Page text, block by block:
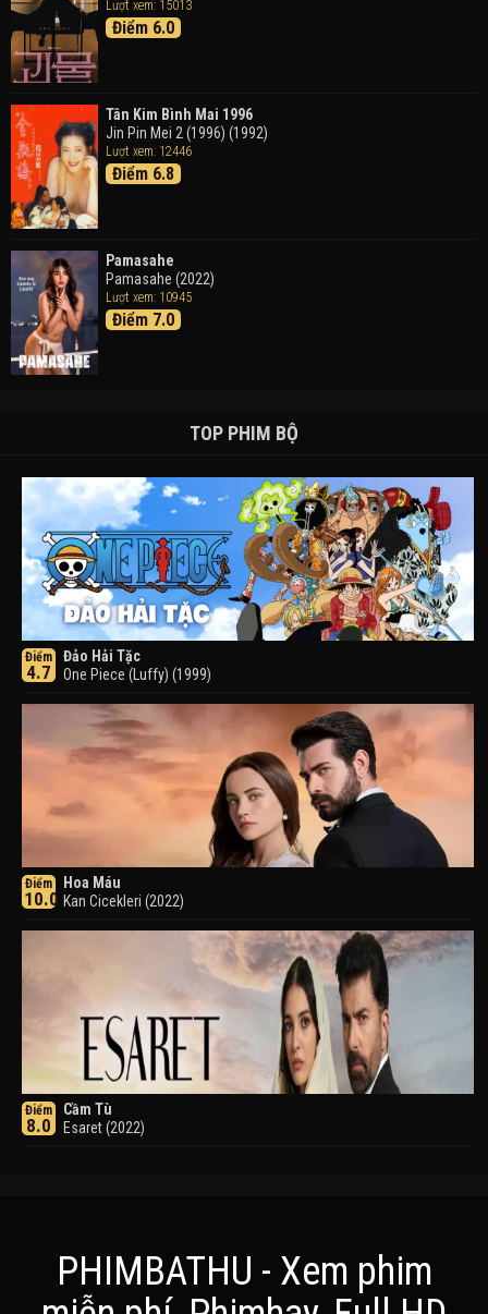
Lượt xem: 15013
Điểm 6.0
Tân Kim Bình Mai 1996
Jin Pin Mei 2 (1996) (1992)
Lượt xem: 12446
Điểm 6.8
Pamasahe
Pamasahe (2022)
Lượt xem: 10945
Điểm 7.0
TOP PHIM BỘ
Điểm
4.7
Đảo Hải Tặc
One Piece (Luffy) (1999)
Điểm
10.0
Hoa Máu
Kan Cicekleri (2022)
Điểm
8.0
Cầm Tù
Esaret (2022)
PHIMBATHU - Xem phim